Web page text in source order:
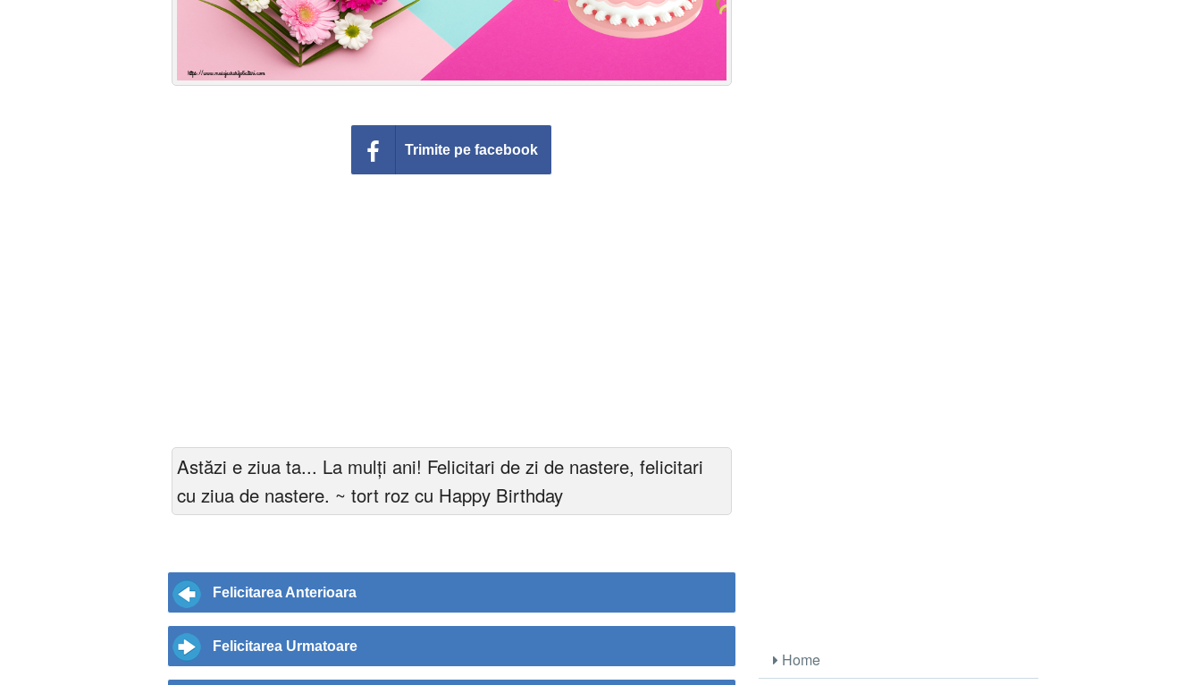
Trimite pe facebook
Astăzi e ziua ta... La mulți ani! Felicitari de zi de nastere, felicitari
cu ziua de nastere. ~ tort roz cu Happy Birthday
Felicitarea Anterioara
Felicitarea Urmatoare
Home